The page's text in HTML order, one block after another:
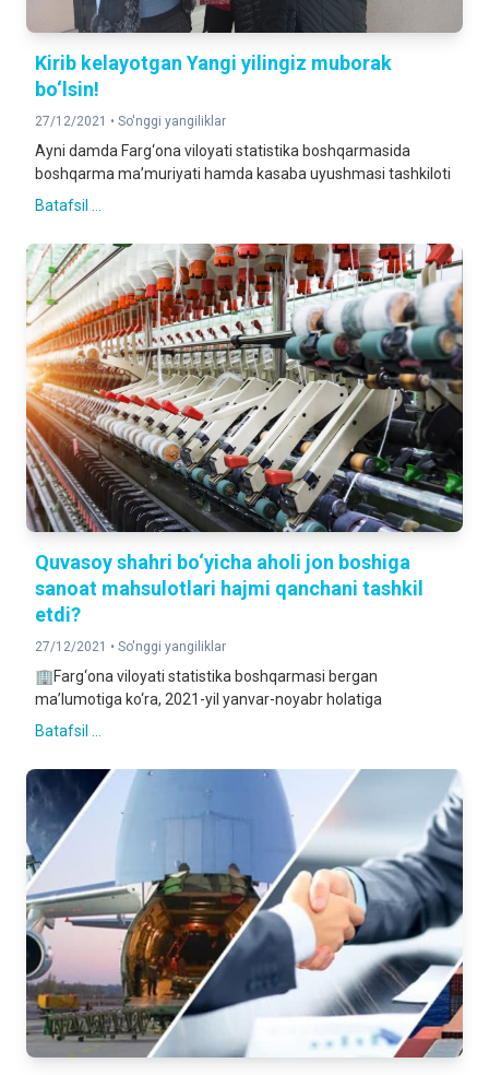
Kirib kelayotgan Yangi yilingiz muborak
bo‘lsin!
27/12/2021 • So'nggi yangiliklar
Ayni damda Farg‘ona viloyati statistika boshqarmasida
boshqarma ma’muriyati hamda kasaba uyushmasi tashkiloti
Batafsil ...
Quvasoy shahri bo‘yicha aholi jon boshiga
sanoat mahsulotlari hajmi qanchani tashkil
etdi?
27/12/2021 • So'nggi yangiliklar
🏢Farg‘ona viloyati statistika boshqarmasi bergan
ma’lumotiga ko‘ra, 2021-yil yanvar-noyabr holatiga
Batafsil ...